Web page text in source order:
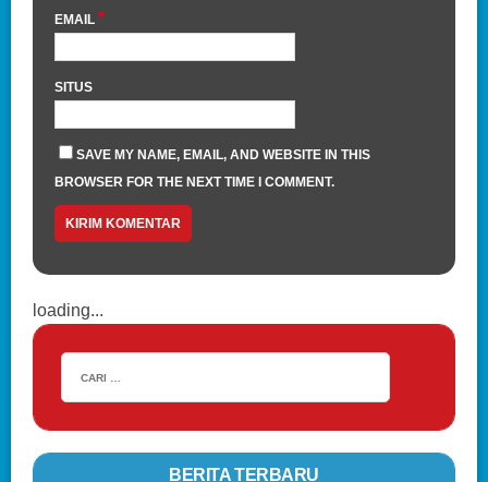
EMAIL *
SITUS
SAVE MY NAME, EMAIL, AND WEBSITE IN THIS
BROWSER FOR THE NEXT TIME I COMMENT.
loading...
BERITA TERBARU